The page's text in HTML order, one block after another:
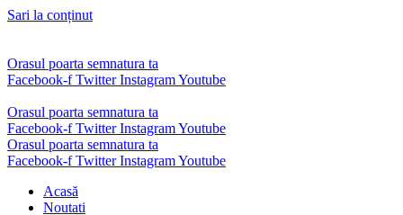
Sari la conținut
Orasul poarta semnatura ta
Facebook-f Twitter InstagramYoutube
Orasul poarta semnatura ta
Facebook-f Twitter InstagramYoutube
Orasul poarta semnatura ta
Facebook-f Twitter InstagramYoutube
Acasă
Noutati